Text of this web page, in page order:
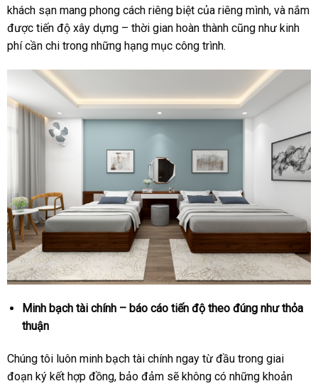
khách sạn mang phong cách riêng biệt của riêng mình, và nắm
được tiến độ xây dựng – thời gian hoàn thành cũng như kinh
phí cần chi trong những hạng mục công trình.
Minh bạch tài chính – báo cáo tiến độ theo đúng như thỏa
thuận
Chúng tôi luôn minh bạch tài chính ngay từ đầu trong giai
đoạn ký kết hợp đồng, bảo đảm sẽ không có những khoản